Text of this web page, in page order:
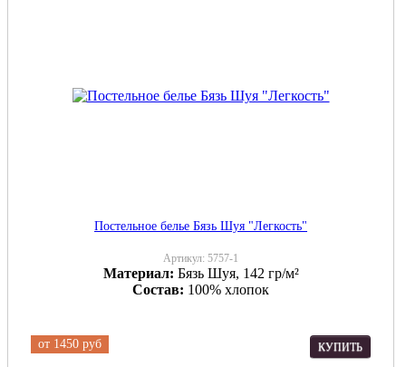
Постельное белье Бязь Шуя "Легкость"
Артикул: 5757-1
Материал: Бязь Шуя, 142 гр/м²
Состав: 100% хлопок
от 1450 руб КУПИТЬ